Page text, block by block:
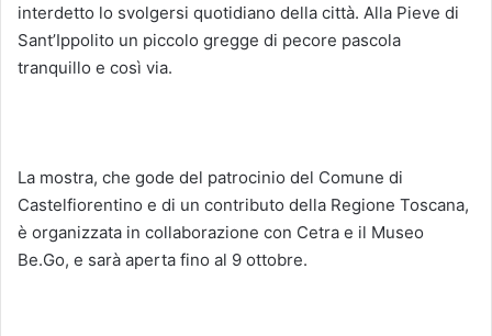
interdetto lo svolgersi quotidiano della città. Alla Pieve di
Sant’Ippolito un piccolo gregge di pecore pascola
tranquillo e così via.
La mostra, che gode del patrocinio del Comune di
Castelfiorentino e di un contributo della Regione Toscana,
è organizzata in collaborazione con Cetra e il Museo
Be.Go, e sarà aperta fino al 9 ottobre.